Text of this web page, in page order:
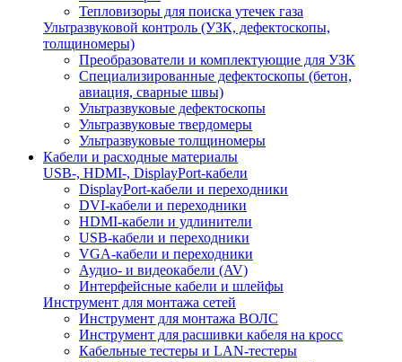
Тепловизоры для поиска утечек газа
Ультразвуковой контроль (УЗК, дефектоскопы,
толщиномеры)
Преобразователи и комплектующие для УЗК
Специализированные дефектоскопы (бетон,
авиация, сварные швы)
Ультразвуковые дефектоскопы
Ультразвуковые твердомеры
Ультразвуковые толщиномеры
Кабели и расходные материалы
USB-, HDMI-, DisplayPort-кабели
DisplayPort-кабели и переходники
DVI-кабели и переходники
HDMI-кабели и удлинители
USB-кабели и переходники
VGA-кабели и переходники
Аудио- и видеокабели (AV)
Интерфейсные кабели и шлейфы
Инструмент для монтажа сетей
Инструмент для монтажа ВОЛС
Инструмент для расшивки кабеля на кросс
Кабельные тестеры и LAN-тестеры